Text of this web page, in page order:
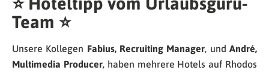
Team ⭐
Unsere Kollegen Fabius, Recruiting Manager, undAndré,
Multimedia Producer, haben mehrere Hotels auf Rhodos